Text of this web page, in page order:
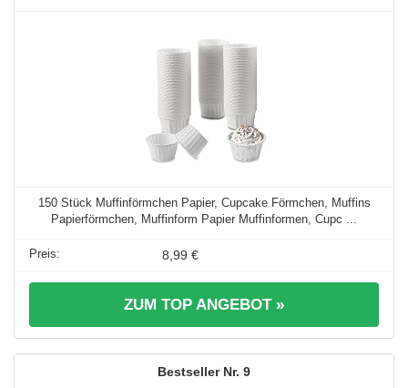
150 Stück Muffinförmchen Papier, Cupcake Förmchen, Muffins
Papierförmchen, Muffinform Papier Muffinformen, Cupc ...
8,99 €
ZUM TOP ANGEBOT »
9